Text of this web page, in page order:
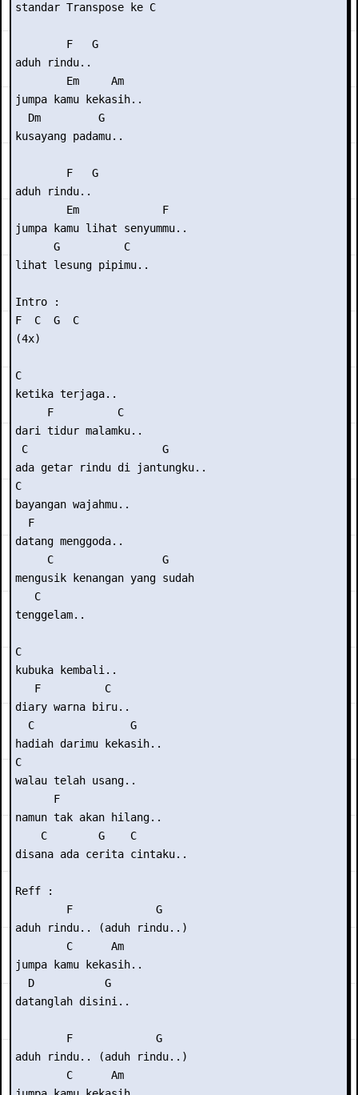
standar Transpose ke C
        F   G
aduh rindu..
        Em     Am
jumpa kamu kekasih..
  Dm         G
kusayang padamu..
        F   G
aduh rindu..
        Em             F
jumpa kamu lihat senyummu..
      G          C
lihat lesung pipimu..
Intro :
F  C  G  C
(4x)
C
ketika terjaga..
     F          C
dari tidur malamku..
C                     G
ada getar rindu di jantungku..
C
bayangan wajahmu..
  F
datang menggoda..
     C                 G
mengusik kenangan yang sudah
   C
tenggelam..
C
kubuka kembali..
   F          C
diary warna biru..
  C               G
hadiah darimu kekasih..
C
walau telah usang..
      F
namun tak akan hilang..
    C        G    C
disana ada cerita cintaku..
Reff :
        F             G
aduh rindu.. (aduh rindu..)
        C      Am
jumpa kamu kekasih..
  D           G
datanglah disini..
        F             G
aduh rindu.. (aduh rindu..)
        C      Am